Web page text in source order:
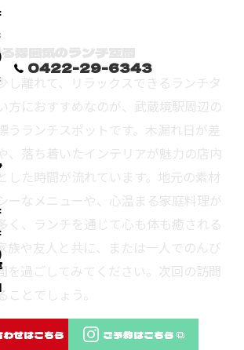
雰囲気のランチ空間
し離れて、リラックスできるランチタ
方におすすめなのが、武蔵境駅周辺の
うランチスポットです。木漏れ日が差
、落ち着いたインテリアが魅力の店内
した時間が流れています。地元の素材
ーなメニューや、心温まる家庭料理が
く、ランチを通じて心も体も癒される
族や友人と共に、または一人でのんび
を過ごしてみてください。次回の訪問
とでしょう。
0422-29-6343
せはこちら ご予約はこちら